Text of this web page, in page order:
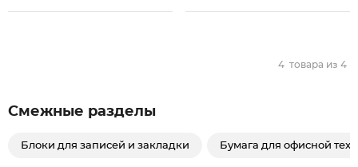
4 товара из 4
Смежные разделы
Блоки для записей и закладки Бумага для офисной